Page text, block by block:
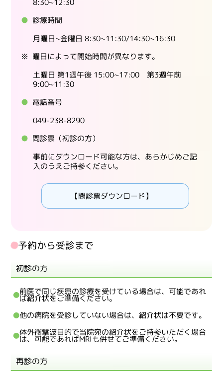
8:30~12:30
診療時間
月曜日~金曜日 8:30~11:30/14:30~16:30
曜日によって開始時間が異なります。
土曜日 第1週午後 15:00~17:00 第3週午前
9:00~11:30
電話番号
049-238-8290
問診票（初診の方）
事前にダウンロード可能な方は、あらかじめご記
入のうえご持参ください。
【問診票ダウンロード】
予約から受診まで
初診の方
前医で同じ疾患の診療を受けている場合は、可能であれ
ば紹介状をご準備ください。
他の病院を受診していない場合は、紹介状は不要です。
体外衝撃波目的で当院宛の紹介状をご持参いただく場合
は、可能であればMRIも併せてご準備ください。
再診の方